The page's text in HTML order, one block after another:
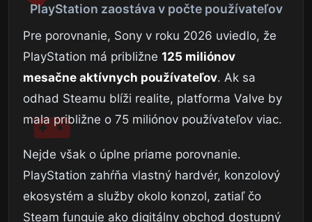
PlayStation zaostáva v počte používateľov
Pre porovnanie, Sony v roku 2026 uviedlo, že
PlayStation má približne 125 miliónov
mesačne aktívnych používateľov. Ak sa
odhad Steamu blíži realite, platforma Valve by
mala približne o 75 miliónov používateľov viac.
Nejde však o úplne priame porovnanie.
PlayStation zahŕňa vlastný hardvér, konzolový
ekosystém a služby okolo konzol, zatiaľ čo
Steam funguje ako digitálny obchod dostupný